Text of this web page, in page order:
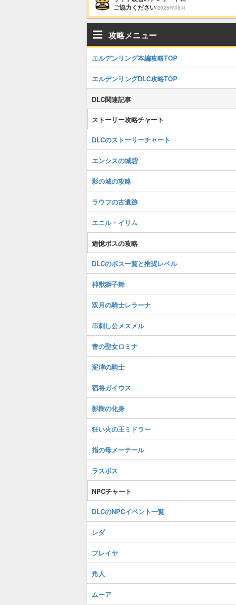
ご協力ください 2026年08月
攻略メニュー
エルデンリング本編攻略TOP
エルデンリングDLC攻略TOP
DLC関連記事
ストーリー攻略チャート
DLCのストーリーチャート
エンシスの城砦
影の城の攻略
ラウフの古遺跡
エニル・イリム
追憶ボスの攻略
DLCのボス一覧と推奨レベル
神獣獅子舞
双月の騎士レラーナ
串刺し公メスメル
蕾の聖女ロミナ
泥濘の騎士
宿将ガイウス
影樹の化身
狂い火の王ミドラー
指の母メーテール
ラスボス
NPCチャート
DLCのNPCイベント一覧
レダ
フレイヤ
角人
ムーア